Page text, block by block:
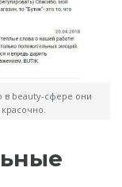
в beauty-сфере они